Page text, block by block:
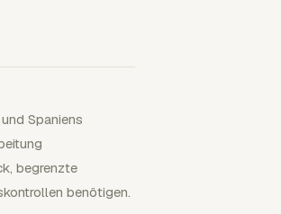
Spaniens
begrenzte
benötigen.